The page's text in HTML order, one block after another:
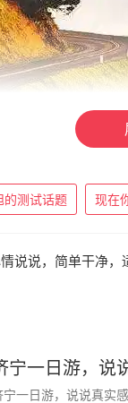
东西太多，名利
马虎虎，什么都
所不为，只计较
的测试话题 现在
说说，简单干净，
宁一日游，说
宁一日游，说说真实